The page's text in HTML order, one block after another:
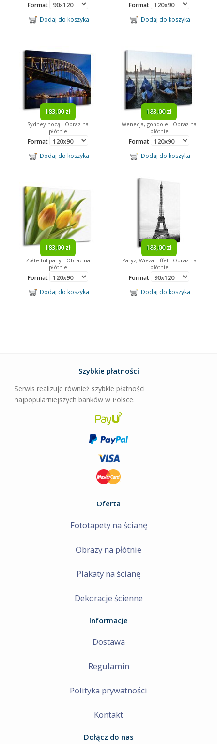
Format
Dodaj do koszyka
Format
Dodaj do koszyka
183,00 zł
Sydney nocą - Obraz na
płótnie
Format
Dodaj do koszyka
183,00 zł
Wenecja, gondole - Obraz na
płótnie
Format
Dodaj do koszyka
183,00 zł
Żółte tulipany - Obraz na
płótnie
Format
Dodaj do koszyka
183,00 zł
Paryż, Wieża Eiffel - Obraz na
płótnie
Format
Dodaj do koszyka
Szybkie płatności
Serwis realizuje również szybkie płatności
najpopularniejszych banków w Polsce.
Oferta
Fototapety na ścianę
Obrazy na płótnie
Plakaty na ścianę
Dekoracje ścienne
Informacje
Dostawa
Regulamin
Polityka prywatności
Kontakt
Dołącz do nas